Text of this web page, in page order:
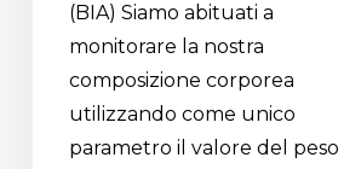
(BIA) Siamo abituati a
monitorare la nostra
composizione corporea
utilizzando come unico
parametro il valore del peso